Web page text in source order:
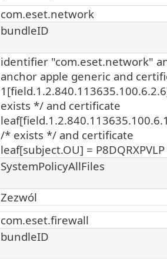
com.eset.network
bundleID
identifier "com.eset.network"
anchor apple generic and
exists */ and certificate
/* exists */ and certificate
leaf[subject.OU] = P8DQRXPVLP
SystemPolicyAllFiles
Zezwól
com.eset.firewall
bundleID